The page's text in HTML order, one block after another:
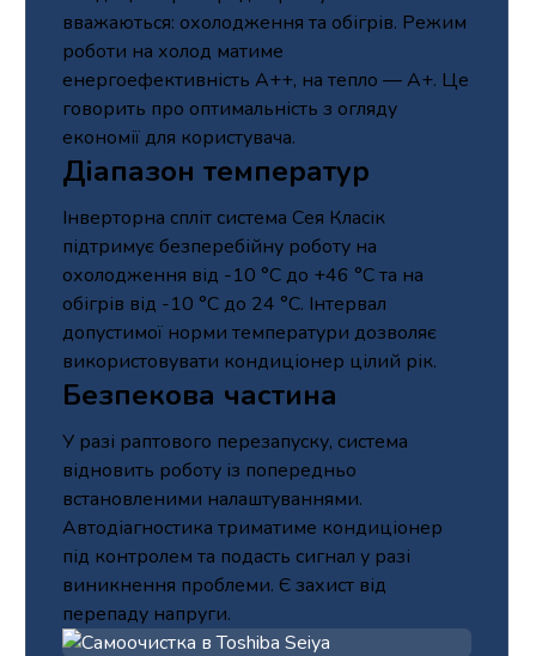
вважаються: охолодження та обігрів. Режим
роботи на холод матиме
енергоефективність А++, на тепло — А+. Це
говорить про оптимальність з огляду
економії для користувача.
Діапазон температур
Інверторна спліт система Сея Класік
підтримує безперебійну роботу на
охолодження від -10 °С до +46 °С та на
обігрів від -10 °С до 24 °С. Інтервал
допустимої норми температури дозволяє
використовувати кондиціонер цілий рік.
Безпекова частина
У разі раптового перезапуску, система
відновить роботу із попередньо
встановленими налаштуваннями.
Автодіагностика триматиме кондиціонер
під контролем та подасть сигнал у разі
виникнення проблеми. Є захист від
перепаду напруги.